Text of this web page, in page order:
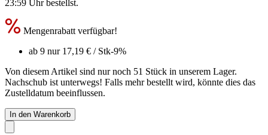
23:59 Uhrbestellst.
Mengenrabatt verfügbar!
ab 9 nur 17,19 € / Stk-9%
Von diesem Artikel sind nur noch 51 Stück in unserem Lager.
Nachschub ist unterwegs! Falls mehr bestellt wird, könnte dies das
Zustelldatum beeinflussen.
In den Warenkorb